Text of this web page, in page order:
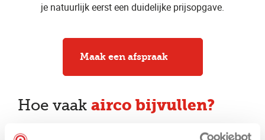
je natuurlijk eerst een duidelijke prijsopgave.
Maak een afspraak
Hoe vaak airco bijvullen?
Een airco moet eens in de vier jaar helemaal opnieuw